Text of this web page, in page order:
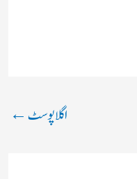
اگلا پوسٹ←